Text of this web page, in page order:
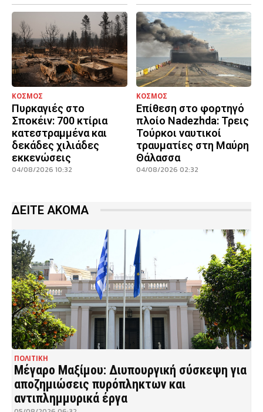
ΚΟΣΜΟΣ
Πυρκαγιές στο
Σποκέιν: 700 κτίρια
κατεστραμμένα και
δεκάδες χιλιάδες
εκκενώσεις
04/08/2026 10:32
ΚΟΣΜΟΣ
Επίθεση στο φορτηγό
πλοίο Nadezhda: Τρεις
Τούρκοι ναυτικοί
τραυματίες στη Μαύρη
Θάλασσα
04/08/2026 02:32
ΔΕΙΤΕ ΑΚΟΜΑ
ΠΟΛΙΤΙΚΗ
Μέγαρο Μαξίμου: Διυπουργική σύσκεψη για
αποζημιώσεις πυρόπληκτων και
αντιπλημμυρικά έργα